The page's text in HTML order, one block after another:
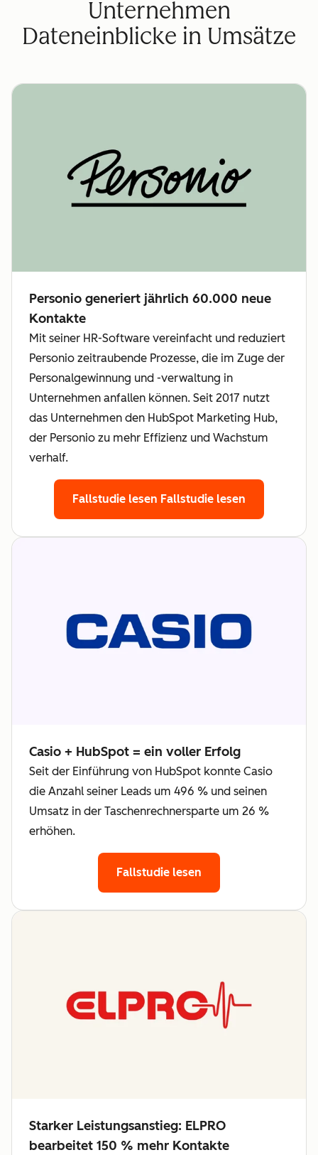
Unternehmen
Dateneinblicke in Umsätze
Personio generiert jährlich 60.000 neue
Kontakte
Mit seiner HR-Software vereinfacht und reduziert
Personio zeitraubende Prozesse, die im Zuge der
Personalgewinnung und -verwaltung in
Unternehmen anfallen können. Seit 2017 nutzt
das Unternehmen den HubSpot Marketing Hub,
der Personio zu mehr Effizienz und Wachstum
verhalf.
Fallstudie lesen Fallstudie lesen
Casio + HubSpot = ein voller Erfolg
Seit der Einführung von HubSpot konnte Casio
die Anzahl seiner Leads um 496 % und seinen
Umsatz in der Taschenrechnersparte um 26 %
erhöhen.
Fallstudie lesen
Starker Leistungsanstieg: ELPRO
bearbeitet 150 % mehr Kontakte